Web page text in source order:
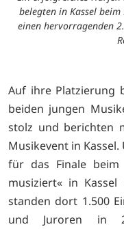
belegten in Kassel
einen hervorragenden
Auf ihre Platzierung
beiden jungen
stolz und berichten
Musikevent in
für das Finale beim
musiziert« in
standen dort 1.500
und Juroren in